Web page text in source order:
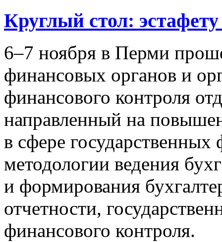
Круглый стол:
6–7 ноября в Перми
финансовых органов и
финансового контроля
направленный на
в сфере государственных
методологии ведения
и формирования
отчетности,
финансового контроля.